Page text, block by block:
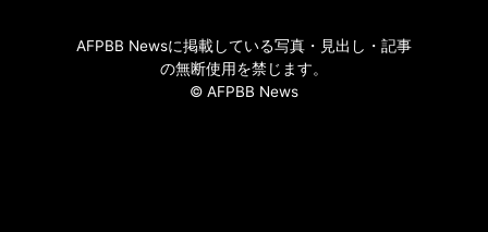
AFPBB Newsに掲載している写真・見出し・記事
の無断使用を禁じます。
© AFPBB News